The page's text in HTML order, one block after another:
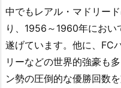
中でもレアル・マドリー
り、1956～1960年にお
遂げています。他に、FC
リーなどの世界的強豪も
ン勢の圧倒的な優勝回数